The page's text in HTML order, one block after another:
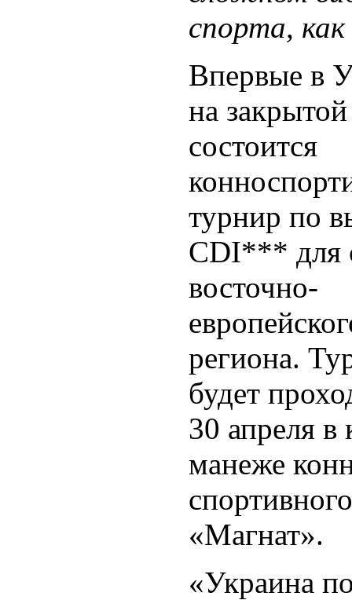
спорта, как
Впервые в
на
состоится
турнир по
CDI*** для
восточно-
региона.
будет
30 апреля в
манеже
«Магнат».
«Украина